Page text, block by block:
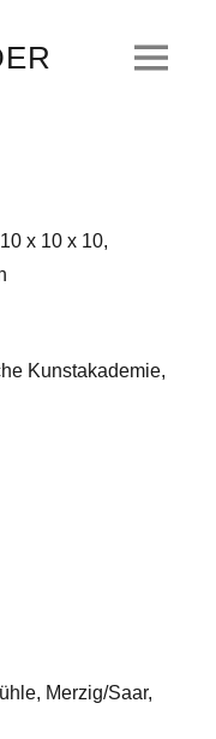
x 10 x 10,
Kunstakademie,
Merzig/Saar,